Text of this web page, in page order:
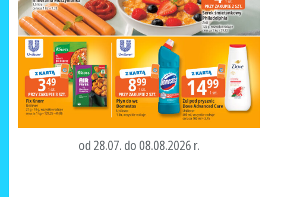
od 28.07. do 08.08.2026 r.